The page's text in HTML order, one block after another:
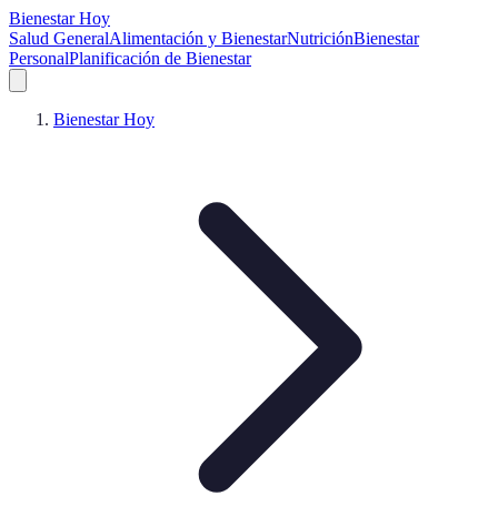
Bienestar Hoy
Salud GeneralAlimentación y BienestarNutriciónBienestar
PersonalPlanificación de Bienestar
Bienestar Hoy